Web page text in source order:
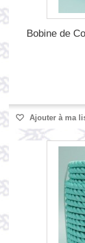
Bobine de
Ajouter à ma